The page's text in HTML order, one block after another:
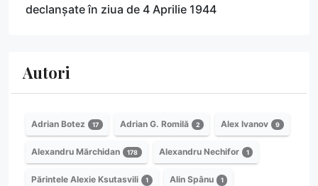
declanșate în ziua de 4 Aprilie 1944
Autori
Adrian Botez 17 Adrian G. Romilă 2 Alex Ivanov 9
Alexandru Mărchidan 178 Alexandru Nechifor 1
Părintele Alexie Ksutasvili 1 Alin Spânu 1